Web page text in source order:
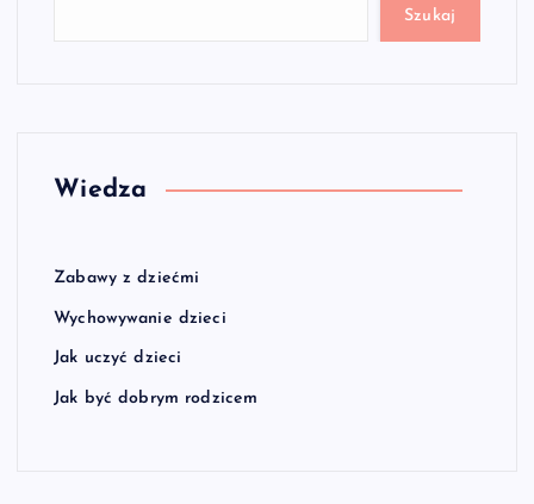
Szukaj
Wiedza
Zabawy z dziećmi
Wychowywanie dzieci
Jak uczyć dzieci
Jak być dobrym rodzicem